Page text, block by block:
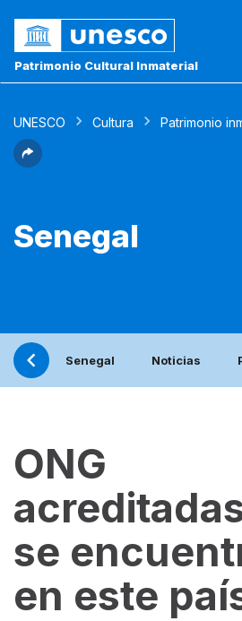
Patrimonio Cultural Inmaterial
UNESCO Cultura Patrimonio
Senegal
Senegal Noticias
ONG
se
en este